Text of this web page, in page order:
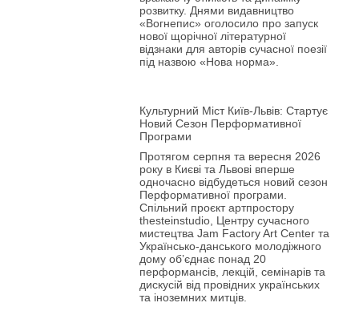
розвитку. Днями видавництво
«Вогнепис» оголосило про запуск
нової щорічної літературної
відзнаки для авторів сучасної поезії
під назвою «Нова норма».
Культурний Міст Київ-Львів: Стартує
Новий Сезон Перформативної
Програми
Протягом серпня та вересня 2026
року в Києві та Львові вперше
одночасно відбудеться новий сезон
Перформативної програми.
Спільний проєкт артпростору
thesteinstudio, Центру сучасного
мистецтва Jam Factory Art Center та
Українсько-данського молодіжного
дому об’єднає понад 20
перформансів, лекцій, семінарів та
дискусій від провідних українських
та іноземних митців.